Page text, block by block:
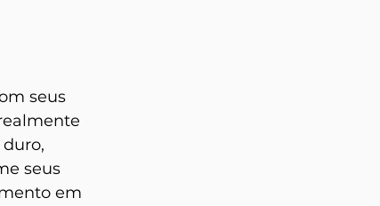
seus
seus
em